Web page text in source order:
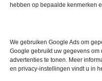
hebben op bepaalde kenmerken
We gebruiken Google Ads om
Google gebruikt uw gegevens
advertenties te tonen. Meer
en privacy-instellingen vindt u in
Leica Jung CM3000 Cryostat
Microtoom